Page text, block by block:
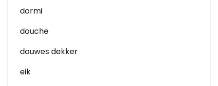
dormi
douche
douwes dekker
eik